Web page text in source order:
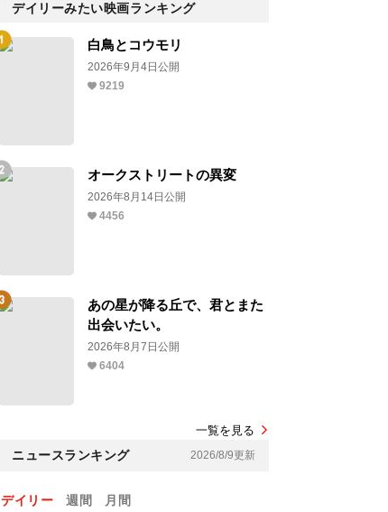
デイリーみたい映画ランキング
白鳥とコウモリ
2026年9月4日公開
9219
オークストリートの異変
2026年8月14日公開
4456
あの星が降る丘で、君とまた
出会いたい。
2026年8月7日公開
6404
一覧を見る
ニュースランキング 2026/8/9更新
デイリー 週間 月間